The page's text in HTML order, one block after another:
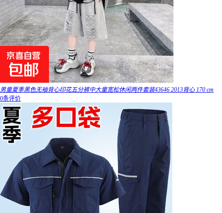
男童夏季黑色无袖背心印花五分裤中大童宽松休闲两件套装43646 2013背心 170 cm
0条评价